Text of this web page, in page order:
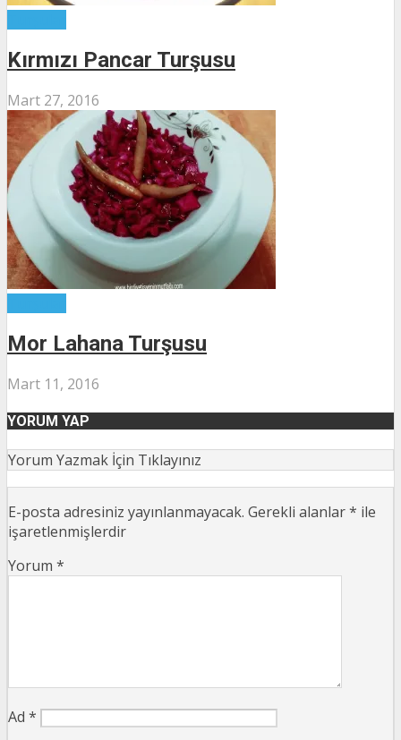
Kırmızı Pancar Turşusu
Mart 27, 2016
Mor Lahana Turşusu
Mart 11, 2016
YORUM YAP
Yorum Yazmak İçin Tıklayınız
E-posta adresiniz yayınlanmayacak. Gerekli alanlar* ile
işaretlenmişlerdir
Yorum *
Ad *